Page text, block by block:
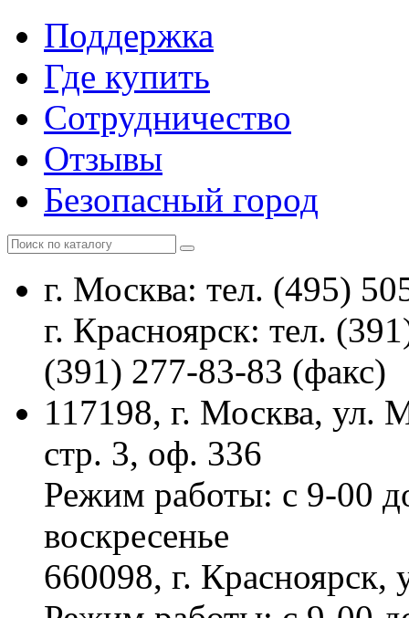
Поддержка
Где купить
Сотрудничество
Отзывы
Безопасный город
г. Москва: тел. (495)
г. Красноярск: тел.
(391) 277-83-83 (факс)
117198, г. Москва, ул.
стр. 3, оф. 336
Режим работы: с 9-00
воскресенье
660098, г.